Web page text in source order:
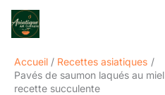
Aller
Accueil
Recettes asiatiques
Pavés de saumon laqués au
recette succulente
Rechercher